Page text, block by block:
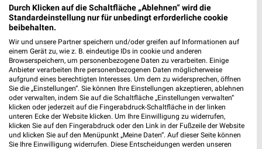
Zwönitz
Die Vogelvilla Prospekte und Angebote für
Zwickau
diska Prospekt der Woche für Zwickau
Durch Klicken auf die Schaltfläche „Ablehnen“ wird die
Standardeinstellung nur für unbedingt erforderliche cookie
beibehalten.
Wir und unsere Partner speichern und/oder greifen auf Informationen auf
einem Gerät zu, wie z. B. eindeutige IDs in cookie und anderen
Browserspeichern, um personenbezogene Daten zu verarbeiten. Einige
Anbieter verarbeiten Ihre personenbezogenen Daten möglicherweise
aufgrund eines berechtigten Interesses. Um dem zu widersprechen, öffnen
Sie die „Einstellungen“. Sie können Ihre Einstellungen akzeptieren, ablehnen
oder verwalten, indem Sie auf die Schaltfläche „Einstellungen verwalten“
klicken oder jederzeit auf die Fingerabdruck-Schaltfläche in der linken
unteren Ecke der Website klicken. Um Ihre Einwilligung zu widerrufen,
klicken Sie auf den Fingerabdruck oder den Link in der Fußzeile der Website
und klicken Sie auf den Menüpunkt „Meine Daten“. Auf dieser Seite können
Sie Ihre Einwilligung widerrufen. Diese Entscheidungen werden unseren